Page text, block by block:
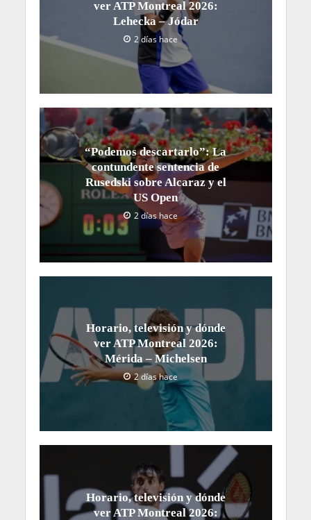
ver ATP Montreal 2026:
Lehecka – Jódar
2 días hace
“Podemos descartarlo”: La
contundente sentencia de
Rusedski sobre Alcaraz y el
US Open
2 días hace
Horario, televisión y dónde
ver ATP Montreal 2026:
Mérida – Michelsen
2 días hace
Horario, televisión y dónde
ver ATP Montreal 2026: